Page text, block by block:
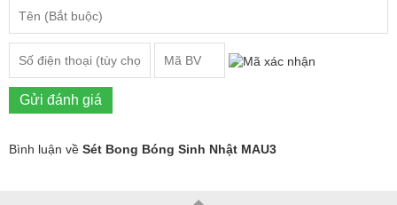
Gửi đánh giá
Bình luận về Sét Bong Bóng Sinh Nhật MAU3